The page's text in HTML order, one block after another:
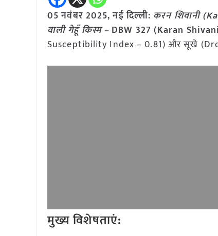
05 नवंबर 2025, नई दिल्ली: करन शिवानी
वाली गेहूँ किस्म – DBW 327 (Karan
Susceptibility Index – 0.81) और सूखे
मुख्य विशेषताएं: